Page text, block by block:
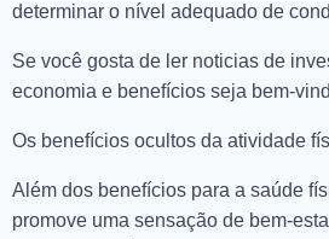
determinar o nível adequado de
Se você gosta de ler noticias de
economia e benefícios seja bem-
Os benefícios ocultos da atividade
Além dos benefícios para a saúde
promove uma sensação de bem-